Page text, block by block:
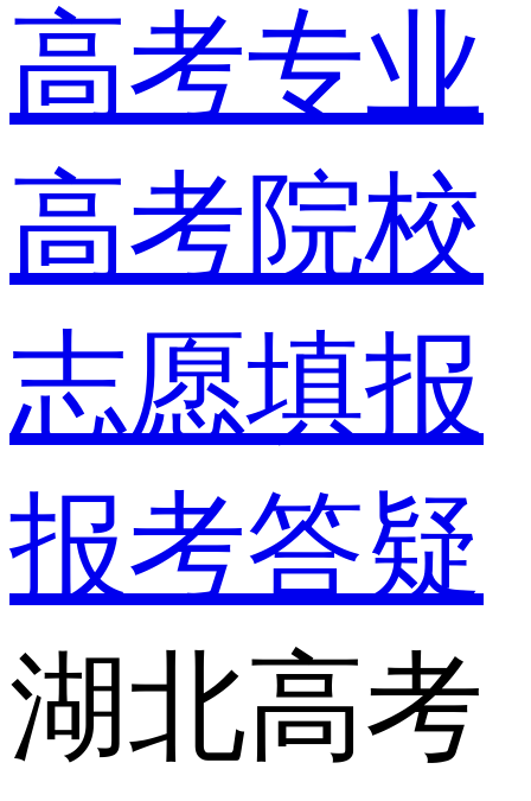
高考专业
高考院校
志愿填报
报考答疑
湖北高考